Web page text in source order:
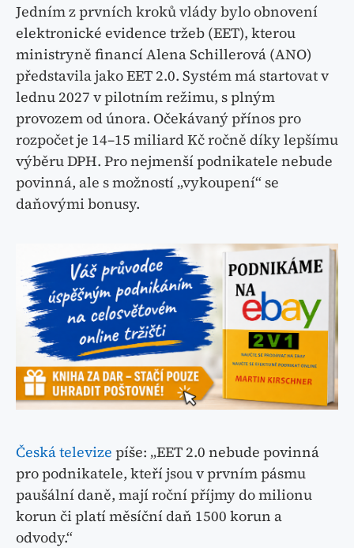
Jedním z prvních kroků vlády bylo obnovení
elektronické evidence tržeb (EET), kterou
ministryně financí Alena Schillerová (ANO)
představila jako EET 2.0. Systém má startovat v
lednu 2027 v pilotním režimu, s plným
provozem od února. Očekávaný přínos pro
rozpočet je 14–15 miliard Kč ročně díky lepšímu
výběru DPH. Pro nejmenší podnikatele nebude
povinná, ale s možností „vykoupení“ se
daňovými bonusy.
Česká televize píše: „EET 2.0 nebude povinná
pro podnikatele, kteří jsou v prvním pásmu
paušální daně, mají roční příjmy do milionu
korun či platí měsíční daň 1500 korun a
odvody.“